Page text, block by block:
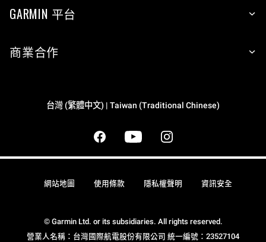
GARMIN 平台
商業合作
台灣 (繁體中文) | Taiwan (Traditional Chinese)
© Garmin Ltd. or its subsidiaries. All rights reserved.
營業人名稱：台灣國際航電股份有限公司 統一編號：23527104
網站地圖 使用條款 隱私權聲明 資訊安全